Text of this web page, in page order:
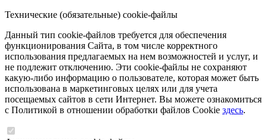
Технические (обязательные) cookie-файлы
Данный тип cookie-файлов требуется для обеспечения
функционирования Сайта, в том числе корректного
использования предлагаемых на нем возможностей и услуг, и
не подлежит отключению. Эти cookie-файлы не сохраняют
какую-либо информацию о пользователе, которая может быть
использована в маркетинговых целях или для учета
посещаемых сайтов в сети Интернет. Вы можете ознакомиться
с Политикой в отношении обработки файлов Cookie здесь.